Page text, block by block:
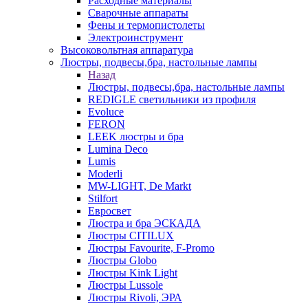
Сварочные аппараты
Фены и термопистолеты
Электроинструмент
Высоковольтная аппаратура
Люстры, подвесы,бра, настольные лампы
Назад
Люстры, подвесы,бра, настольные лампы
REDIGLE светильники из профиля
Evoluce
FERON
LEEK люстры и бра
Lumina Deco
Lumis
Moderli
MW-LIGHT, De Markt
Stilfort
Евросвет
Люстра и бра ЭСКАДА
Люстры CITILUX
Люстры Favourite, F-Promo
Люстры Globo
Люстры Kink Light
Люстры Lussole
Люстры Rivoli, ЭРА